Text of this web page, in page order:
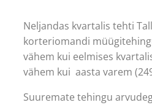
Neljandas kvartalis tehti
korteriomandi
vähem kui eelmises
vähem kui aasta varem
Suuremate tehingu